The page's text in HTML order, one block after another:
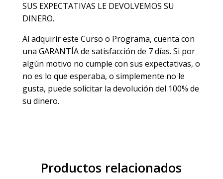
SUS EXPECTATIVAS LE DEVOLVEMOS SU
DINERO.
Al adquirir este Curso o Programa, cuenta con
una GARANTÍA de satisfacción de 7 días. Si por
algún motivo no cumple con sus expectativas, o
no es lo que esperaba, o simplemente no le
gusta, puede solicitar la devolución del 100% de
su dinero.
Productos relacionados